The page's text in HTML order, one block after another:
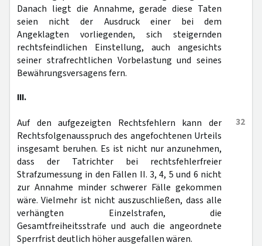
Danach liegt die Annahme, gerade diese Taten
seien nicht der Ausdruck einer bei dem
Angeklagten vorliegenden, sich steigernden
rechtsfeindlichen Einstellung, auch angesichts
seiner strafrechtlichen Vorbelastung und seines
Bewährungsversagens fern.
III.
32
Auf den aufgezeigten Rechtsfehlern kann der
Rechtsfolgenausspruch des angefochtenen Urteils
insgesamt beruhen. Es ist nicht nur anzunehmen,
dass der Tatrichter bei rechtsfehlerfreier
Strafzumessung in den Fällen II. 3, 4, 5 und 6 nicht
zur Annahme minder schwerer Fälle gekommen
wäre. Vielmehr ist nicht auszuschließen, dass alle
verhängten Einzelstrafen, die
Gesamtfreiheitsstrafe und auch die angeordnete
Sperrfrist deutlich höher ausgefallen wären.